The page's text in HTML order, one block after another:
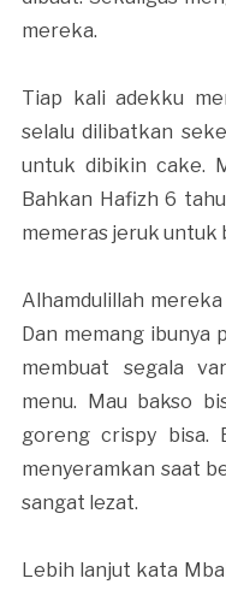
mereka.
Tiap kali adekku
selalu dilibatkan
untuk dibikin cake.
Bahkan Hafizh 6
memeras jeruk untuk
Alhamdulillah
Dan memang ibunya
membuat segala
menu. Mau bakso
goreng crispy bisa.
menyeramkan saat
sangat lezat.
Lebih lanjut kata